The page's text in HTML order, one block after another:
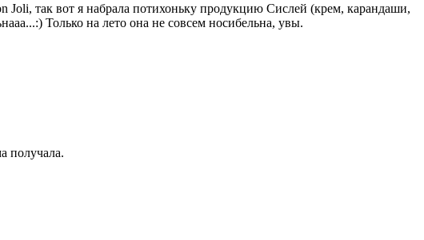
так вот я набрала потихоньку продукцию Сислей (крем, карандаши,
Только на лето она не совсем носибельна, увы.
получала.